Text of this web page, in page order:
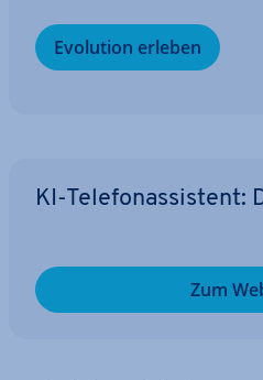
Evolution erleben
KI-Te­le­fon­as­sis­tent:
Zum